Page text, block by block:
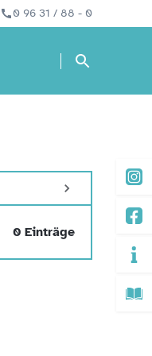
0 96 31 / 88 - 0
0 Einträge